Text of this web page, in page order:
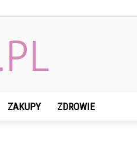
ZAKUPY ZDROWIE